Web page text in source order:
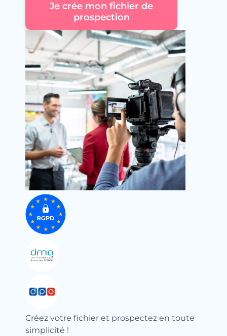
Je crée mon fichier de
prospection
Créez votre fichier et prospectez en toute
simplicité !